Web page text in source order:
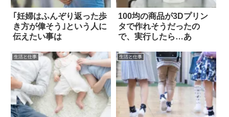
｢妊婦はふんぞり返った歩
き方が偉そう｣という人に
伝えたい事は
100均の商品が3Dプリン
タで作れそうだったの
で、実行したら…あ
生活と仕事 生活と仕事